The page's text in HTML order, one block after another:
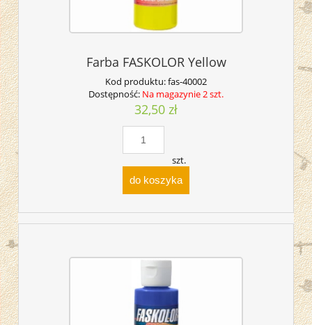
Farba FASKOLOR Yellow
Kod produktu:fas-40002
Dostępność: Na magazynie 2 szt.
32,50 zł
szt.
do koszyka